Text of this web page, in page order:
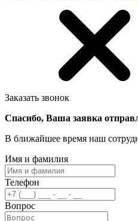
Заказать звонок
Спасибо, Ваша заявка
В ближайшее время наш
Имя и фамилия
Телефон
Вопрос